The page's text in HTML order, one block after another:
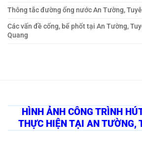
Thông tắc đường ống nước An Tường,
Các vấn đề cống, bể phốt tại An Tường,
Quang
HÌNH ẢNH CÔNG TRÌNH
THỰC HIỆN TẠI AN TƯỜNG,